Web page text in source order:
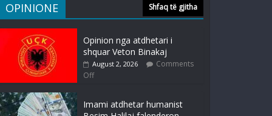
OPINIONE Shfaq të gjitha
Opinion nga atdhetari i
shquar Veton Binakaj
August 2, 2026
Comments
Off
Imami atdhetar humanist